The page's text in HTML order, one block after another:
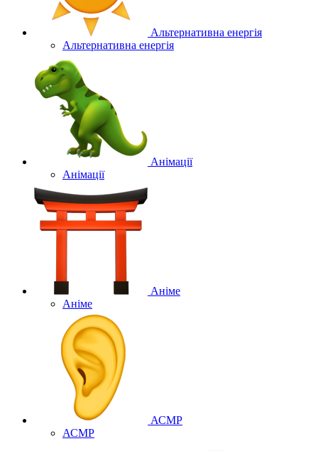
Альтернативна енергія
Альтернативна енергія
Анімації
Анімації
Аніме
Аніме
АСМР
АСМР